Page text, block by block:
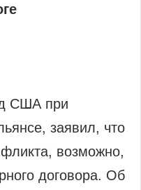
США при
заявил, что
возможно,
договора. Об